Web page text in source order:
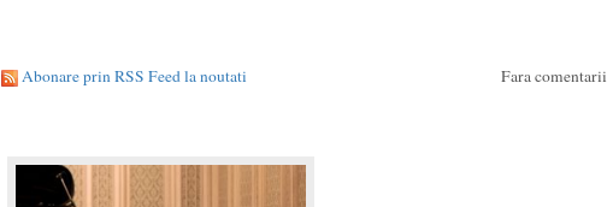
Abonare prin RSS Feed la noutati Fara comentarii